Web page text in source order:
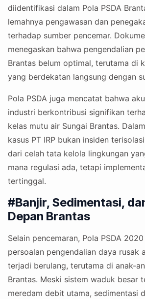
diidentifikasi dalam Pola PSDA
lemahnya pengawasan dan
terhadap sumber pencemar.
menegaskan bahwa pengendalian
Brantas belum optimal, terutama di
yang berdekatan langsung dengan
Pola PSDA juga mencatat bahwa
industri berkontribusi signifikan
kelas mutu air Sungai Brantas.
kasus PT IRP bukan insiden
dari celah tata kelola lingkungan
mana regulasi ada, tetapi
tertinggal.
#Banjir, Sedimentasi,
Depan Brantas
Selain pencemaran, Pola PSDA
persoalan pengendalian daya rusak
terjadi berulang, terutama di anak-
Brantas. Meski sistem waduk besar
meredam debit utama, sedimentasi